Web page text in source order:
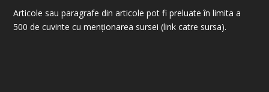
Articole sau paragrafe din articole pot fi preluate în limita a
500 de cuvinte cu menționarea sursei (link catre sursa).